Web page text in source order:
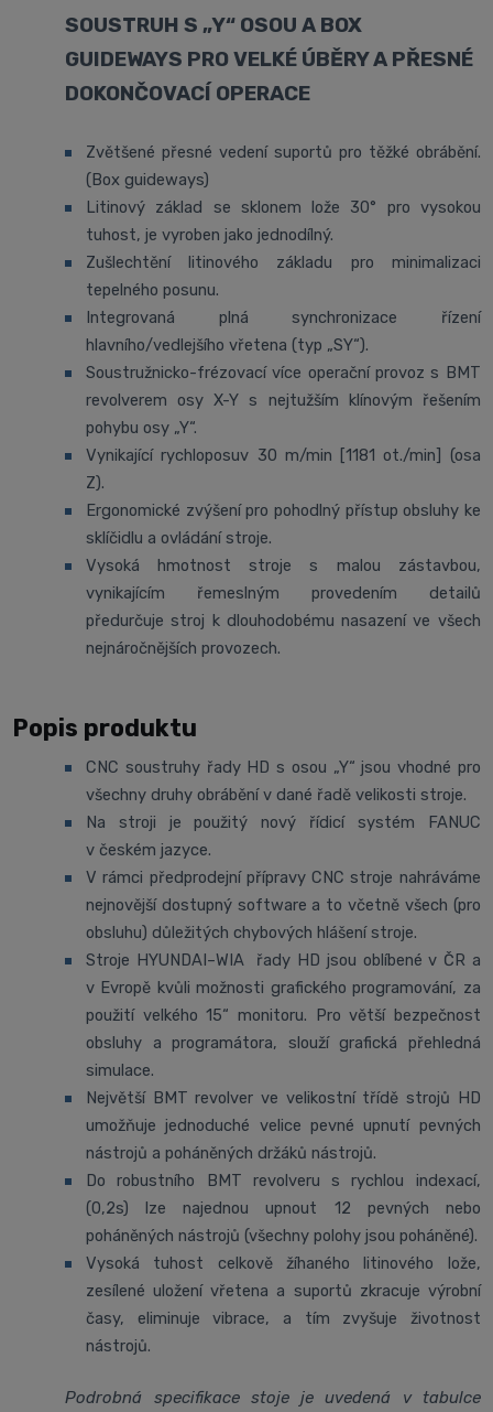
SOUSTRUH S „Y“ OSOU A BOX
GUIDEWAYS PRO VELKÉ ÚBĚRY A PŘESNÉ
DOKONČOVACÍ OPERACE
Zvětšené přesné vedení suportů pro těžké obrábění.
(Box guideways)
Litinový základ se sklonem lože 30° pro vysokou
tuhost, je vyroben jako jednodílný.
Zušlechtění litinového základu pro minimalizaci
tepelného posunu.
Integrovaná plná synchronizace řízení
hlavního/vedlejšího vřetena (typ „SY“).
Soustružnicko-frézovací více operační provoz s BMT
revolverem osy X-Y s nejtužším klínovým řešením
pohybu osy „Y“.
Vynikající rychloposuv 30 m/min [1181 ot./min] (osa
Z).
Ergonomické zvýšení pro pohodlný přístup obsluhy ke
sklíčidlu a ovládání stroje.
Vysoká hmotnost stroje s malou zástavbou,
vynikajícím řemeslným provedením detailů
předurčuje stroj k dlouhodobému nasazení ve všech
nejnáročnějších provozech.
Popis produktu
CNC soustruhy řady HD s osou „Y“ jsou vhodné pro
všechny druhy obrábění v dané řadě velikosti stroje.
Na stroji je použitý nový řídicí systém FANUC
v českém jazyce.
V rámci předprodejní přípravy CNC stroje nahráváme
nejnovější dostupný software a to včetně všech (pro
obsluhu) důležitých chybových hlášení stroje.
Stroje HYUNDAI–WIA řady HD jsou oblíbené v ČR a
v Evropě kvůli možnosti grafického programování, za
použití velkého 15“ monitoru. Pro větší bezpečnost
obsluhy a programátora, slouží grafická přehledná
simulace.
Největší BMT revolver ve velikostní třídě strojů HD
umožňuje jednoduché velice pevné upnutí pevných
nástrojů a poháněných držáků nástrojů.
Do robustního BMT revolveru s rychlou indexací,
(0,2s) lze najednou upnout 12 pevných nebo
poháněných nástrojů (všechny polohy jsou poháněné).
Vysoká tuhost celkově žíhaného litinového lože,
zesílené uložení vřetena a suportů zkracuje výrobní
časy, eliminuje vibrace, a tím zvyšuje životnost
nástrojů.
Podrobná specifikace stoje je uvedená v tabulce